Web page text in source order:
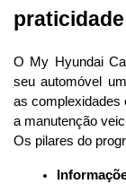
O My Hyundai
seu automóvel
as complexidades
a manutenção
Os pilares do